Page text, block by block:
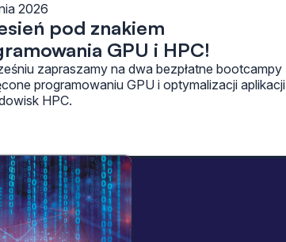
2026
pod znakiem
GPU i HPC!
zapraszamy na dwa bezpłatne bootcampy
programowaniu GPU i optymalizacji aplikacji
HPC.